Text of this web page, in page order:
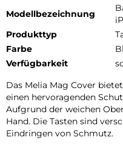
Modellbezeichnung
Produkttyp
Farbe
Verfügbarkeit
Das Melia Mag Cover
einen hervoragenden
Aufgrund der weichen
Hand. Die Tasten sind
Eindringen von Schmutz.